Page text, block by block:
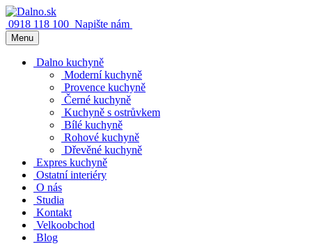
0918 118 100 Napište nám
Menu
Dalno kuchyně
Moderní kuchyně
Provence kuchyně
Černé kuchyně
Kuchyně s ostrůvkem
Bílé kuchyně
Rohové kuchyně
Dřevěné kuchyně
Expres kuchyně
Ostatní interiéry
O nás
Studia
Kontakt
Velkoobchod
Blog